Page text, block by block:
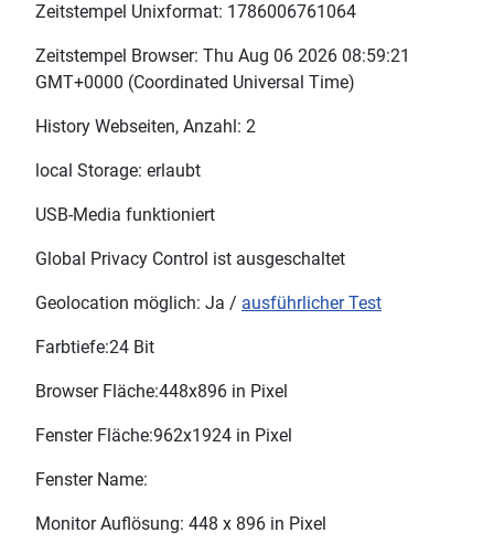
Zeitstempel Unixformat: 1786006761064
Zeitstempel Browser: Thu Aug 06 2026 08:59:21
GMT+0000 (Coordinated Universal Time)
History Webseiten, Anzahl: 2
local Storage: erlaubt
USB-Media funktioniert
Global Privacy Control ist ausgeschaltet
Geolocation möglich: Ja / ausführlicher Test
Farbtiefe:24 Bit
Browser Fläche:448x896 in Pixel
Fenster Fläche:962x1924 in Pixel
Fenster Name:
Monitor Auflösung: 448 x 896 in Pixel